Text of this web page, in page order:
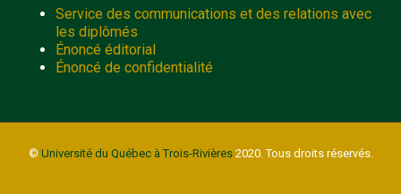
Service des communications et des relations avec
les diplômés
Énoncé éditorial
Énoncé de confidentialité
© Université du Québec à Trois-Rivières2020. Tous droits réservés.